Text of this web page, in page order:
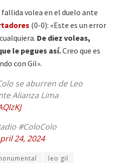
volea en el duelo ante
(0-0): «Este es un error
De diez voleas,
le pegues así.Creo que es
con Gil».
se aburren de Leo
Alianza Lima
#ColoColo
24, 2024
leo gil